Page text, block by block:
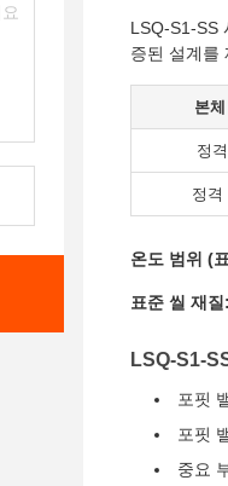
LSQ-S1-SS
증된 설계를
본
정
정격
온도 범위 (
표준 씰 재질:
LSQ-S1-
포핏
포핏
중요